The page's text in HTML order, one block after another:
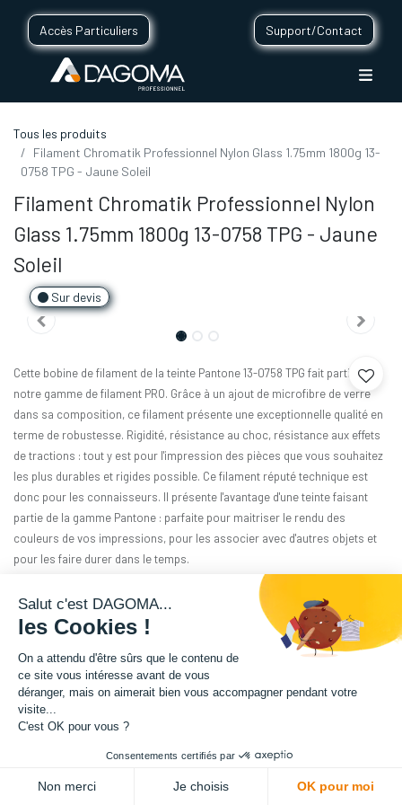
Accès Particuliers Support/Contact
Tous les produits
Filament Chromatik Professionnel Nylon Glass 1.75mm 1800g 13-
0758 TPG - Jaune Soleil
Filament Chromatik Professionnel Nylon
Glass 1.75mm 1800g 13-0758 TPG - Jaune
Soleil
Sur devis
Cette bobine de filament de la teinte Pantone 13-0758 TPG fait partie de
notre gamme de filament PRO. Grâce à un ajout de microfibre de verre
dans sa composition, ce filament présente une exceptionnelle qualité en
terme de robustesse. Rigidité, résistance au choc, résistance aux effets
de tractions : tout y est pour l'impression des pièces que vous souhaitez
les plus durables et rigides possible. Ce filament réputé technique est
donc pour les connaisseurs. Il présente l'avantage d'une teinte faisant
partie de la gamme Pantone : parfaite pour maitriser le rendu des
couleurs de vos impressions, pour les associer avec d'autres objets et
pour les faire durer dans le temps.
Matière : PA12-GF
Grammage : 1800 g
Couleur : Jaune Soleil
Salut c'est DAGOMA...
les Cookies !
On a attendu d'être sûrs que le contenu de
ce site vous intéresse avant de vous
déranger, mais on aimerait bien vous accompagner pendant votre
visite...
C'est OK pour vous ?
Consentements certifiés par
Non merci Je choisis OK pour moi